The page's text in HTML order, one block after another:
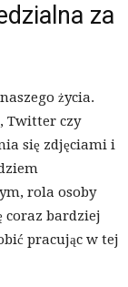
za
życia.
Twitter czy
się zdjęciami i
rola osoby
coraz bardziej
pracując w tej